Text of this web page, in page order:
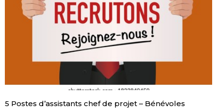
5 Postes d’assistants chef de projet – Bénévoles